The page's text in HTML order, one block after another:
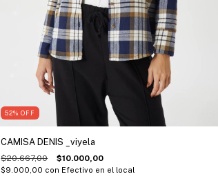
52%OFF
CAMISA DENIS _viyela
$20.667,00 $10.000,00
$9.000,00 con Efectivo en el local